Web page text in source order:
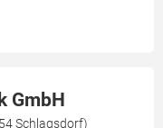
GmbH
Schlagsdorf)